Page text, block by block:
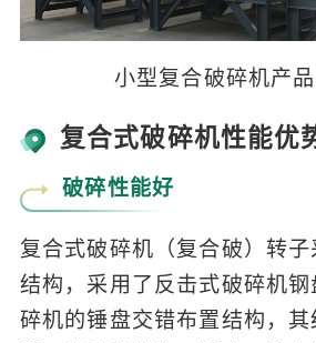
小型复合破碎机产
复合式破碎机性能优
破碎性能好
复合式破碎机（复合破）转
结构，采用了反击式破碎机
碎机的锤盘交错布置结构，